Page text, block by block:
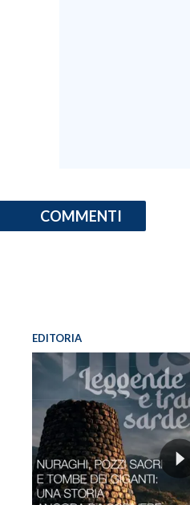
COMMENTI
EDITORIA